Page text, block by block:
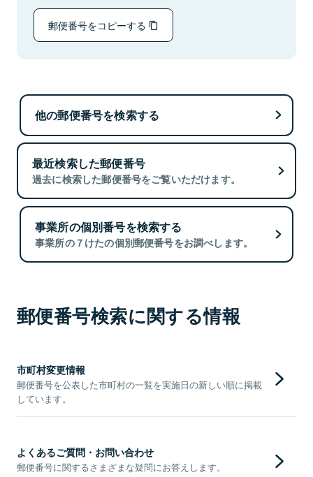
郵便番号をコピーする
他の郵便番号を検索する
最近検索した郵便番号
過去に検索した郵便番号をご覧いただけます。
事業所の個別番号を検索する
事業所の７けたの個別郵便番号をお調べします。
郵便番号検索に関する情報
市町村変更情報
郵便番号を公表した市町村の一覧を実施日の新しい順に掲載
しています。
よくあるご質問・お問い合わせ
郵便番号に関するさまざまな疑問にお答えします。